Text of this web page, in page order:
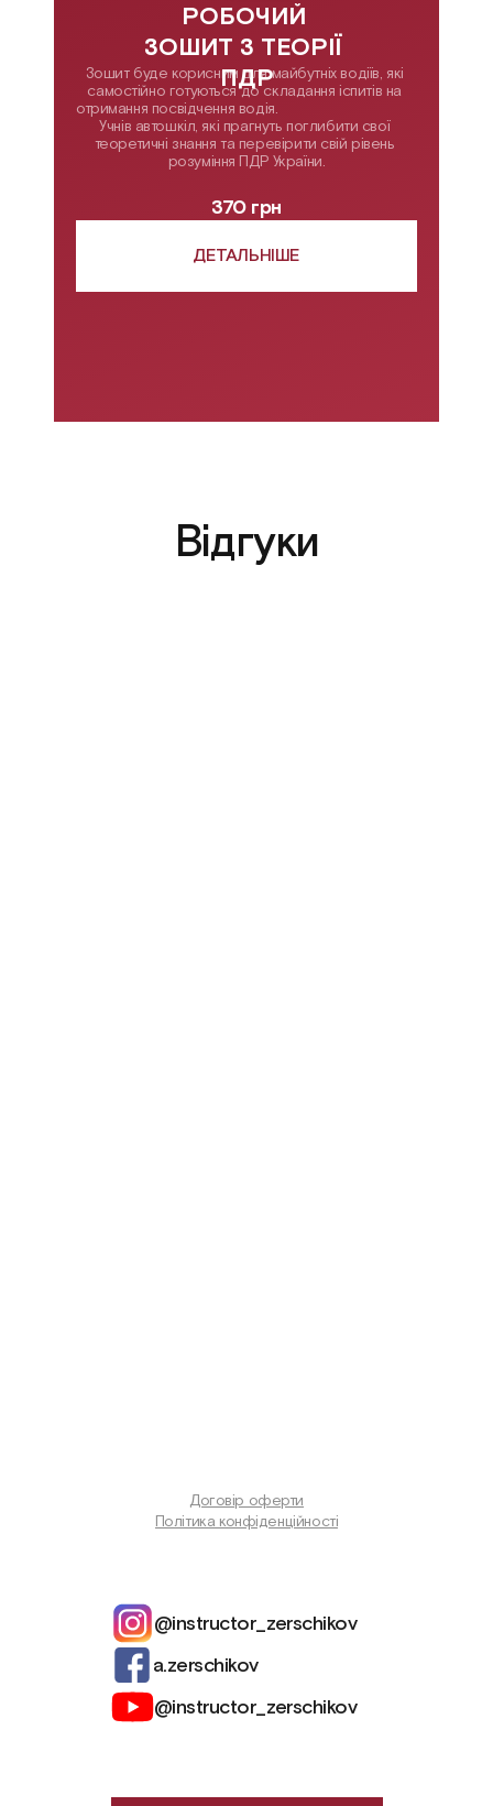
РОБОЧИЙ
ЗОШИТ З ТЕОРІЇ
ПДР
Зошит буде корисним для майбутніх водіїв, які
самостійно готуються до складання іспитів на
отримання посвідчення водія.
Учнів автошкіл, які прагнуть поглибити свої
теоретичні знання та перевірити свій рівень
розуміння ПДР України.
370 грн
ДЕТАЛЬНІШЕ
Відгуки
Договір оферти
Політика конфіденційності
@instructor_zerschikov
a.zerschikov
@instructor_zerschikov